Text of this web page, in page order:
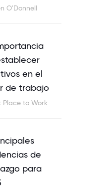
O'Donnell
en el
de trabajo
Place to Work
de
para